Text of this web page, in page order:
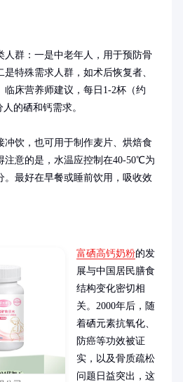
人群：一是中老年人，用于预防骨
特殊需求人群，如术后恢复者、
临床营养师建议，每日1-2杯（约
的硒和钙需求。
冲饮，也可用于制作麦片、烘焙食
注意的是，水温应控制在40-50℃为
。最好在早餐或睡前饮用，吸收效
富硒高钙奶粉的发
展与中国居民膳食
结构变化密切相
关。2000年后，随
着硒元素抗氧化、
防癌等功效被证
实，以及骨质疏松
问题日益突出，这